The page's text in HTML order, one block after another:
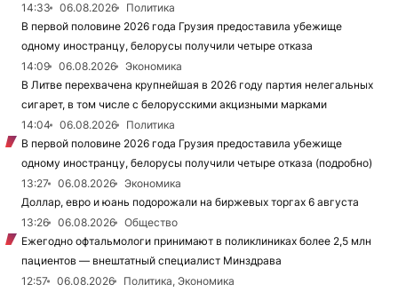
14:33
06.08.2026
Политика
В первой половине 2026 года Грузия предоставила убежище
одному иностранцу, белорусы получили четыре отказа
14:09
06.08.2026
Экономика
В Литве перехвачена крупнейшая в 2026 году партия нелегальных
сигарет, в том числе с белорусскими акцизными марками
14:04
06.08.2026
Политика
В первой половине 2026 года Грузия предоставила убежище
одному иностранцу, белорусы получили четыре отказа (подробно)
13:27
06.08.2026
Экономика
Доллар, евро и юань подорожали на биржевых торгах 6 августа
13:26
06.08.2026
Общество
Ежегодно офтальмологи принимают в поликлиниках более 2,5 млн
пациентов — внештатный специалист Минздрава
12:57
06.08.2026
Политика, Экономика